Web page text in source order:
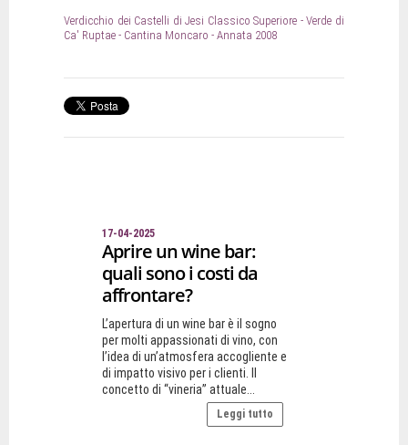
Verdicchio dei Castelli di Jesi Classico Superiore - Verde di
Ca' Ruptae - Cantina Moncaro - Annata 2008
17-04-2025
Aprire un wine bar:
quali sono i costi da
affrontare?
L’apertura di un wine bar è il sogno
per molti appassionati di vino, con
l’idea di un’atmosfera accogliente e
di impatto visivo per i clienti. Il
concetto di “vineria” attuale...
Leggi tutto